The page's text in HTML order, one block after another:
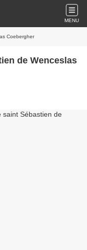
MENU
Coebergher
de Wenceslas